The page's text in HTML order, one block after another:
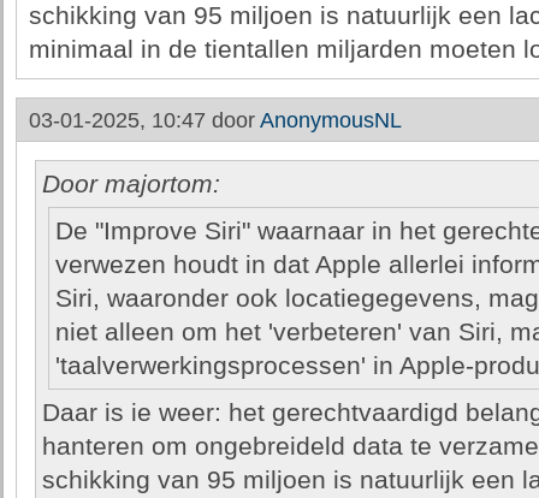
schikking van 95 miljoen is natuurlijk een
minimaal in de tientallen miljarden moeten
03-01-2025, 10:47 door AnonymousNL
Door majortom:
De "Improve Siri" waarnaar in het
verwezen houdt in dat Apple allerlei
Siri, waaronder ook locatiegegevens,
niet alleen om het 'verbeteren' van Siri,
'taalverwerkingsprocessen' in Apple-
Daar is ie weer: het gerechtvaardigd
hanteren om ongebreideld data te
schikking van 95 miljoen is natuurlijk een